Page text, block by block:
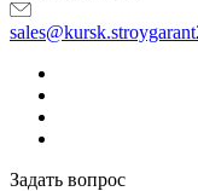
Задать вопрос